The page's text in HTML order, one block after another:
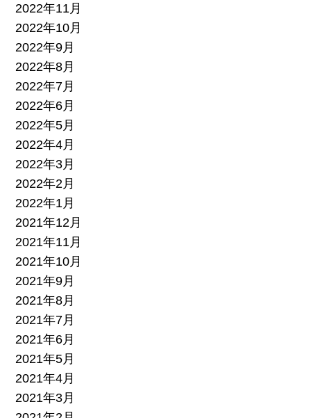
2022年11月
2022年10月
2022年9月
2022年8月
2022年7月
2022年6月
2022年5月
2022年4月
2022年3月
2022年2月
2022年1月
2021年12月
2021年11月
2021年10月
2021年9月
2021年8月
2021年7月
2021年6月
2021年5月
2021年4月
2021年3月